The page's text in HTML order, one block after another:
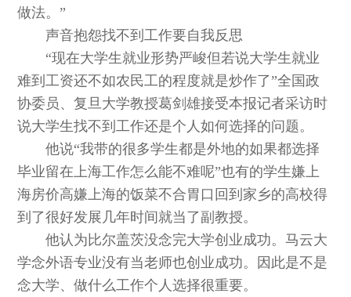
做法。”
声音抱怨找不到工作要自我反思
“现在大学生就业形势严峻但若说大学生就业
难到工资还不如农民工的程度就是炒作了”全国政
协委员、复旦大学教授葛剑雄接受本报记者采访时
说大学生找不到工作还是个人如何选择的问题。
他说“我带的很多学生都是外地的如果都选择
毕业留在上海工作怎么能不难呢”也有的学生嫌上
海房价高嫌上海的饭菜不合胃口回到家乡的高校得
到了很好发展几年时间就当了副教授。
他认为比尔盖茨没念完大学创业成功。马云大
学念外语专业没有当老师也创业成功。因此是不是
念大学、做什么工作个人选择很重要。